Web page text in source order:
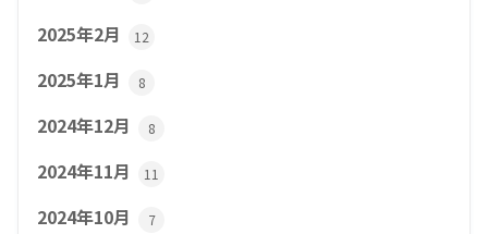
2025年2月 12
2025年1月 8
2024年12月 8
2024年11月 11
2024年10月 7